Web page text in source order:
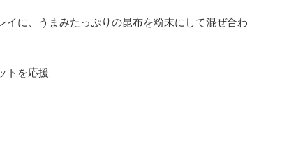
に、うまみたっぷりの昆布を粉末にして混ぜ合わ
トを応援